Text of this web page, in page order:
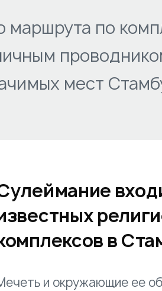
по
мест
в
и окружающие ее